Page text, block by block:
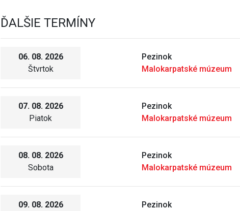
ĎALŠIE TERMÍNY
06. 08. 2026
Štvrtok
Pezinok
Malokarpatské múzeum
07. 08. 2026
Piatok
Pezinok
Malokarpatské múzeum
08. 08. 2026
Sobota
Pezinok
Malokarpatské múzeum
09. 08. 2026
Pezinok